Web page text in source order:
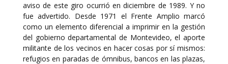
aviso de este giro ocurrió en diciembre de 1989. Y no
fue advertido. Desde 1971 el Frente Amplio marcó
como un elemento diferencial a imprimir en la gestión
del gobierno departamental de Montevideo, el aporte
militante de los vecinos en hacer cosas por sí mismos:
refugios en paradas de ómnibus, bancos en las plazas,